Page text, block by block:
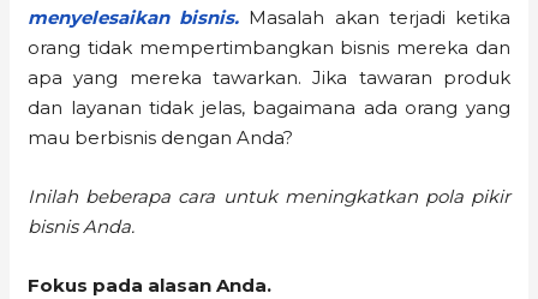
menyelesaikan bisnis. Masalah akan terjadi ketika
orang tidak mempertimbangkan bisnis mereka dan
apa yang mereka tawarkan. Jika tawaran produk
dan layanan tidak jelas, bagaimana ada orang yang
mau berbisnis dengan Anda?
Inilah beberapa cara untuk meningkatkan pola pikir
bisnis Anda.
Fokus pada alasan Anda.